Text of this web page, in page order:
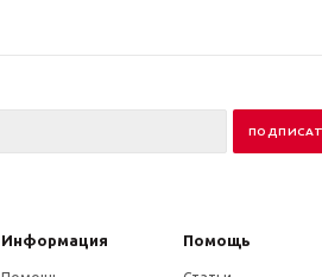
Информация Помощь